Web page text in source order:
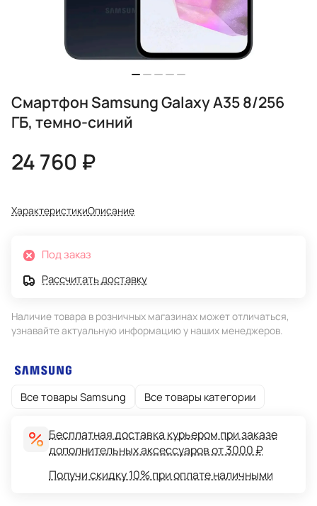
Смартфон Samsung Galaxy A35 8/256
ГБ, темно-синий
24 760 ₽
ХарактеристикиОписание
Под заказ
Рассчитать доставку
Наличие товара в розничных магазинах может отличаться,
узнавайте актуальную информацию у наших менеджеров.
Все товары Samsung Все товары категории
Бесплатная доставка курьером при заказе
дополнительных аксессуаров от 3000 ₽
Получи скидку 10% при оплате наличными